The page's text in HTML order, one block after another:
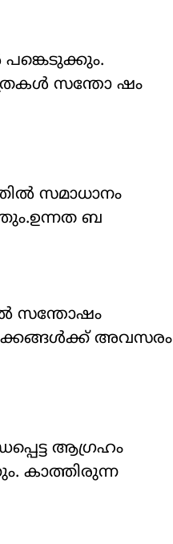
സന്തോ ഷം
സമാധാനം
ബ
സന്തോഷം
അവസരം
ആഗ്രഹം
കാത്തിരുന്ന